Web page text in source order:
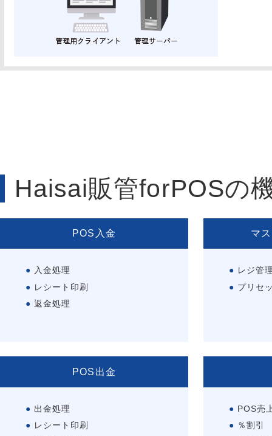
Haisai販管forPOSの
POS入金
入金処理
レシート印刷
返金処理
マ
レジ管
プリセ
POS出金
出金処理
レシート印刷
POS売
％割引